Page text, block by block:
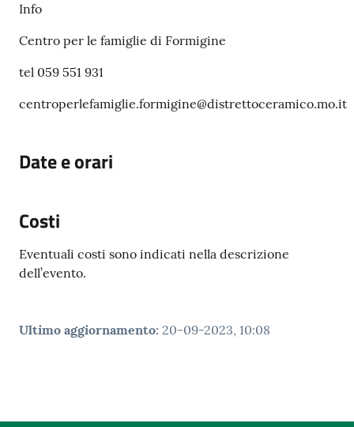
Info
Centro per le famiglie di Formigine
tel 059 551 931
centroperlefamiglie.formigine@distrettoceramico.mo.it
Date e orari
Costi
Eventuali costi sono indicati nella descrizione
dell’evento.
Ultimo aggiornamento: 20-09-2023, 10:08